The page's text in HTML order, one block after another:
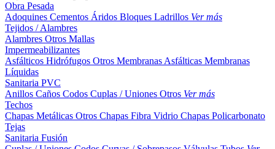
Obra Pesada
Adoquines Cementos Áridos Bloques Ladrillos Ver más
Tejidos / Alambres
Alambres Otros Mallas
Impermeabilizantes
Asfálticos Hidrófugos Otros Membranas Asfálticas Membranas
Líquidas
Sanitaria PVC
Anillos Caños Codos Cuplas / Uniones Otros Ver más
Techos
Chapas Metálicas Otros Chapas Fibra Vidrio Chapas Policarbonato
Tejas
Sanitaria Fusión